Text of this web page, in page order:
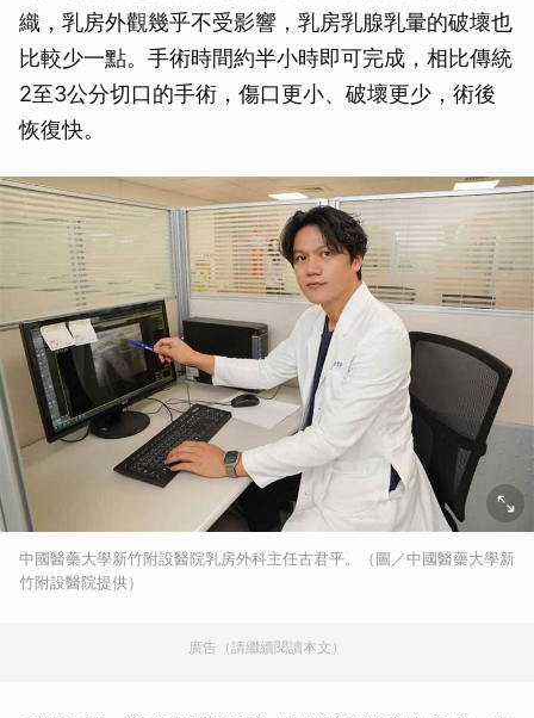
織，乳房外觀幾乎不受影響，乳房乳腺乳暈的破壞也
比較少一點。手術時間約半小時即可完成，相比傳統
2至3公分切口的手術，傷口更小、破壞更少，術後
恢復快。
中國醫藥大學新竹附設醫院乳房外科主任古君平。（圖／中國醫藥大學新
竹附設醫院提供）
廣告（請繼續閱讀本文）